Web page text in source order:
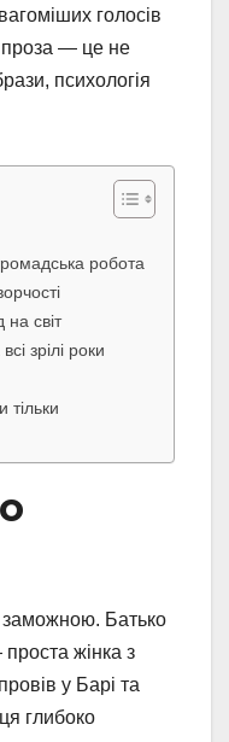
голосів
проза — це не
психологія
робота
на світ
зрілі роки
заможною. Батько
жінка з
у Барі та
глибоко